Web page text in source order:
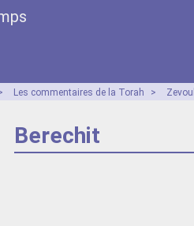
Les commentaires de la Torah >
Berechit